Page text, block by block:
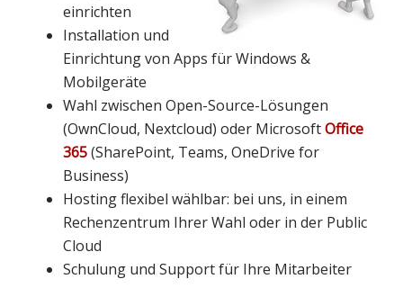
einrichten
Installation und
Einrichtung von Apps für Windows &
Mobilgeräte
Wahl zwischen Open-Source-Lösungen
(OwnCloud, Nextcloud) oder MicrosoftOffice
365(SharePoint, Teams, OneDrive for
Business)
Hosting flexibel wählbar: bei uns, in einem
Rechenzentrum Ihrer Wahl oder in der Public
Cloud
Schulung und Support für Ihre Mitarbeiter